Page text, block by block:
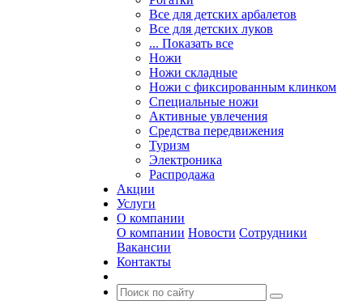
Все для детских арбалетов
Все для детских луков
... Показать все
Ножи
Ножи складные
Ножи с фиксированным клинком
Специальные ножи
Активные увлечения
Средства передвижения
Туризм
Электроника
Распродажа
Акции
Услуги
О компании
О компании Новости Сотрудники
Вакансии
Контакты